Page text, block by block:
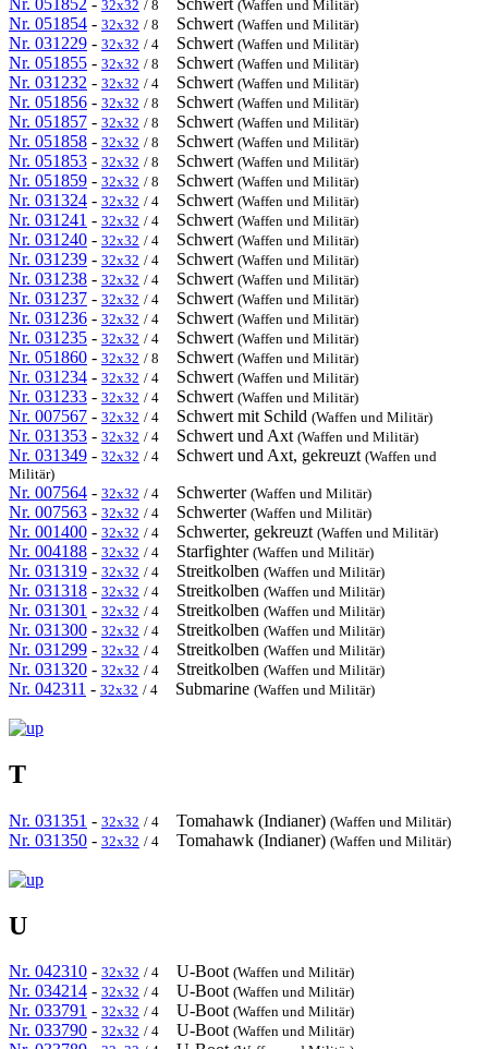
32x32 / 8 (Waffen und Militär)
Nr. 051854 - 32x32 / 8 Schwert (Waffen und Militär)
Nr. 031229 - 32x32 / 4 Schwert (Waffen und Militär)
Nr. 051855 - 32x32 / 8 Schwert (Waffen und Militär)
Nr. 031232 - 32x32 / 4 Schwert (Waffen und Militär)
Nr. 051856 - 32x32 / 8 Schwert (Waffen und Militär)
Nr. 051857 - 32x32 / 8 Schwert (Waffen und Militär)
Nr. 051858 - 32x32 / 8 Schwert (Waffen und Militär)
Nr. 051853 - 32x32 / 8 Schwert (Waffen und Militär)
Nr. 051859 - 32x32 / 8 Schwert (Waffen und Militär)
Nr. 031324 - 32x32 / 4 Schwert (Waffen und Militär)
Nr. 031241 - 32x32 / 4 Schwert (Waffen und Militär)
Nr. 031240 - 32x32 / 4 Schwert (Waffen und Militär)
Nr. 031239 - 32x32 / 4 Schwert (Waffen und Militär)
Nr. 031238 - 32x32 / 4 Schwert (Waffen und Militär)
Nr. 031237 - 32x32 / 4 Schwert (Waffen und Militär)
Nr. 031236 - 32x32 / 4 Schwert (Waffen und Militär)
Nr. 031235 - 32x32 / 4 Schwert (Waffen und Militär)
Nr. 051860 - 32x32 / 8 Schwert (Waffen und Militär)
Nr. 031234 - 32x32 / 4 Schwert (Waffen und Militär)
Nr. 031233 - 32x32 / 4 Schwert (Waffen und Militär)
Nr. 007567 - 32x32 / 4 Schwert mit Schild (Waffen und Militär)
Nr. 031353 - 32x32 / 4 Schwert und Axt (Waffen und Militär)
Nr. 031349 - 32x32 / 4 Schwert und Axt, gekreuzt (Waffen und
Militär)
Nr. 007564 - 32x32 / 4 Schwerter (Waffen und Militär)
Nr. 007563 - 32x32 / 4 Schwerter (Waffen und Militär)
Nr. 001400 - 32x32 / 4 Schwerter, gekreuzt (Waffen und Militär)
Nr. 004188 - 32x32 / 4 Starfighter (Waffen und Militär)
Nr. 031319 - 32x32 / 4 Streitkolben (Waffen und Militär)
Nr. 031318 - 32x32 / 4 Streitkolben (Waffen und Militär)
Nr. 031301 - 32x32 / 4 Streitkolben (Waffen und Militär)
Nr. 031300 - 32x32 / 4 Streitkolben (Waffen und Militär)
Nr. 031299 - 32x32 / 4 Streitkolben (Waffen und Militär)
Nr. 031320 - 32x32 / 4 Streitkolben (Waffen und Militär)
Nr. 042311 - 32x32 / 4 Submarine (Waffen und Militär)
T
Nr. 031351 - 32x32 / 4 Tomahawk (Indianer) (Waffen und Militär)
Nr. 031350 - 32x32 / 4 Tomahawk (Indianer) (Waffen und Militär)
U
Nr. 042310 - 32x32 / 4 U-Boot (Waffen und Militär)
Nr. 034214 - 32x32 / 4 U-Boot (Waffen und Militär)
Nr. 033791 - 32x32 / 4 U-Boot (Waffen und Militär)
Nr. 033790 - 32x32 / 4 U-Boot (Waffen und Militär)